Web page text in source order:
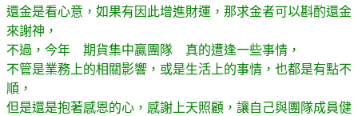
還金是看心意，如果有因此增進財運，那求金者可以斟酌還金
來謝神，
不過，今年 期貨集中贏團隊 真的遭逢一些事情，
不管是業務上的相關影響，或是生活上的事情，也都是有點不
順，
但是還是抱著感恩的心，感謝上天照顧，讓自己與團隊成員健